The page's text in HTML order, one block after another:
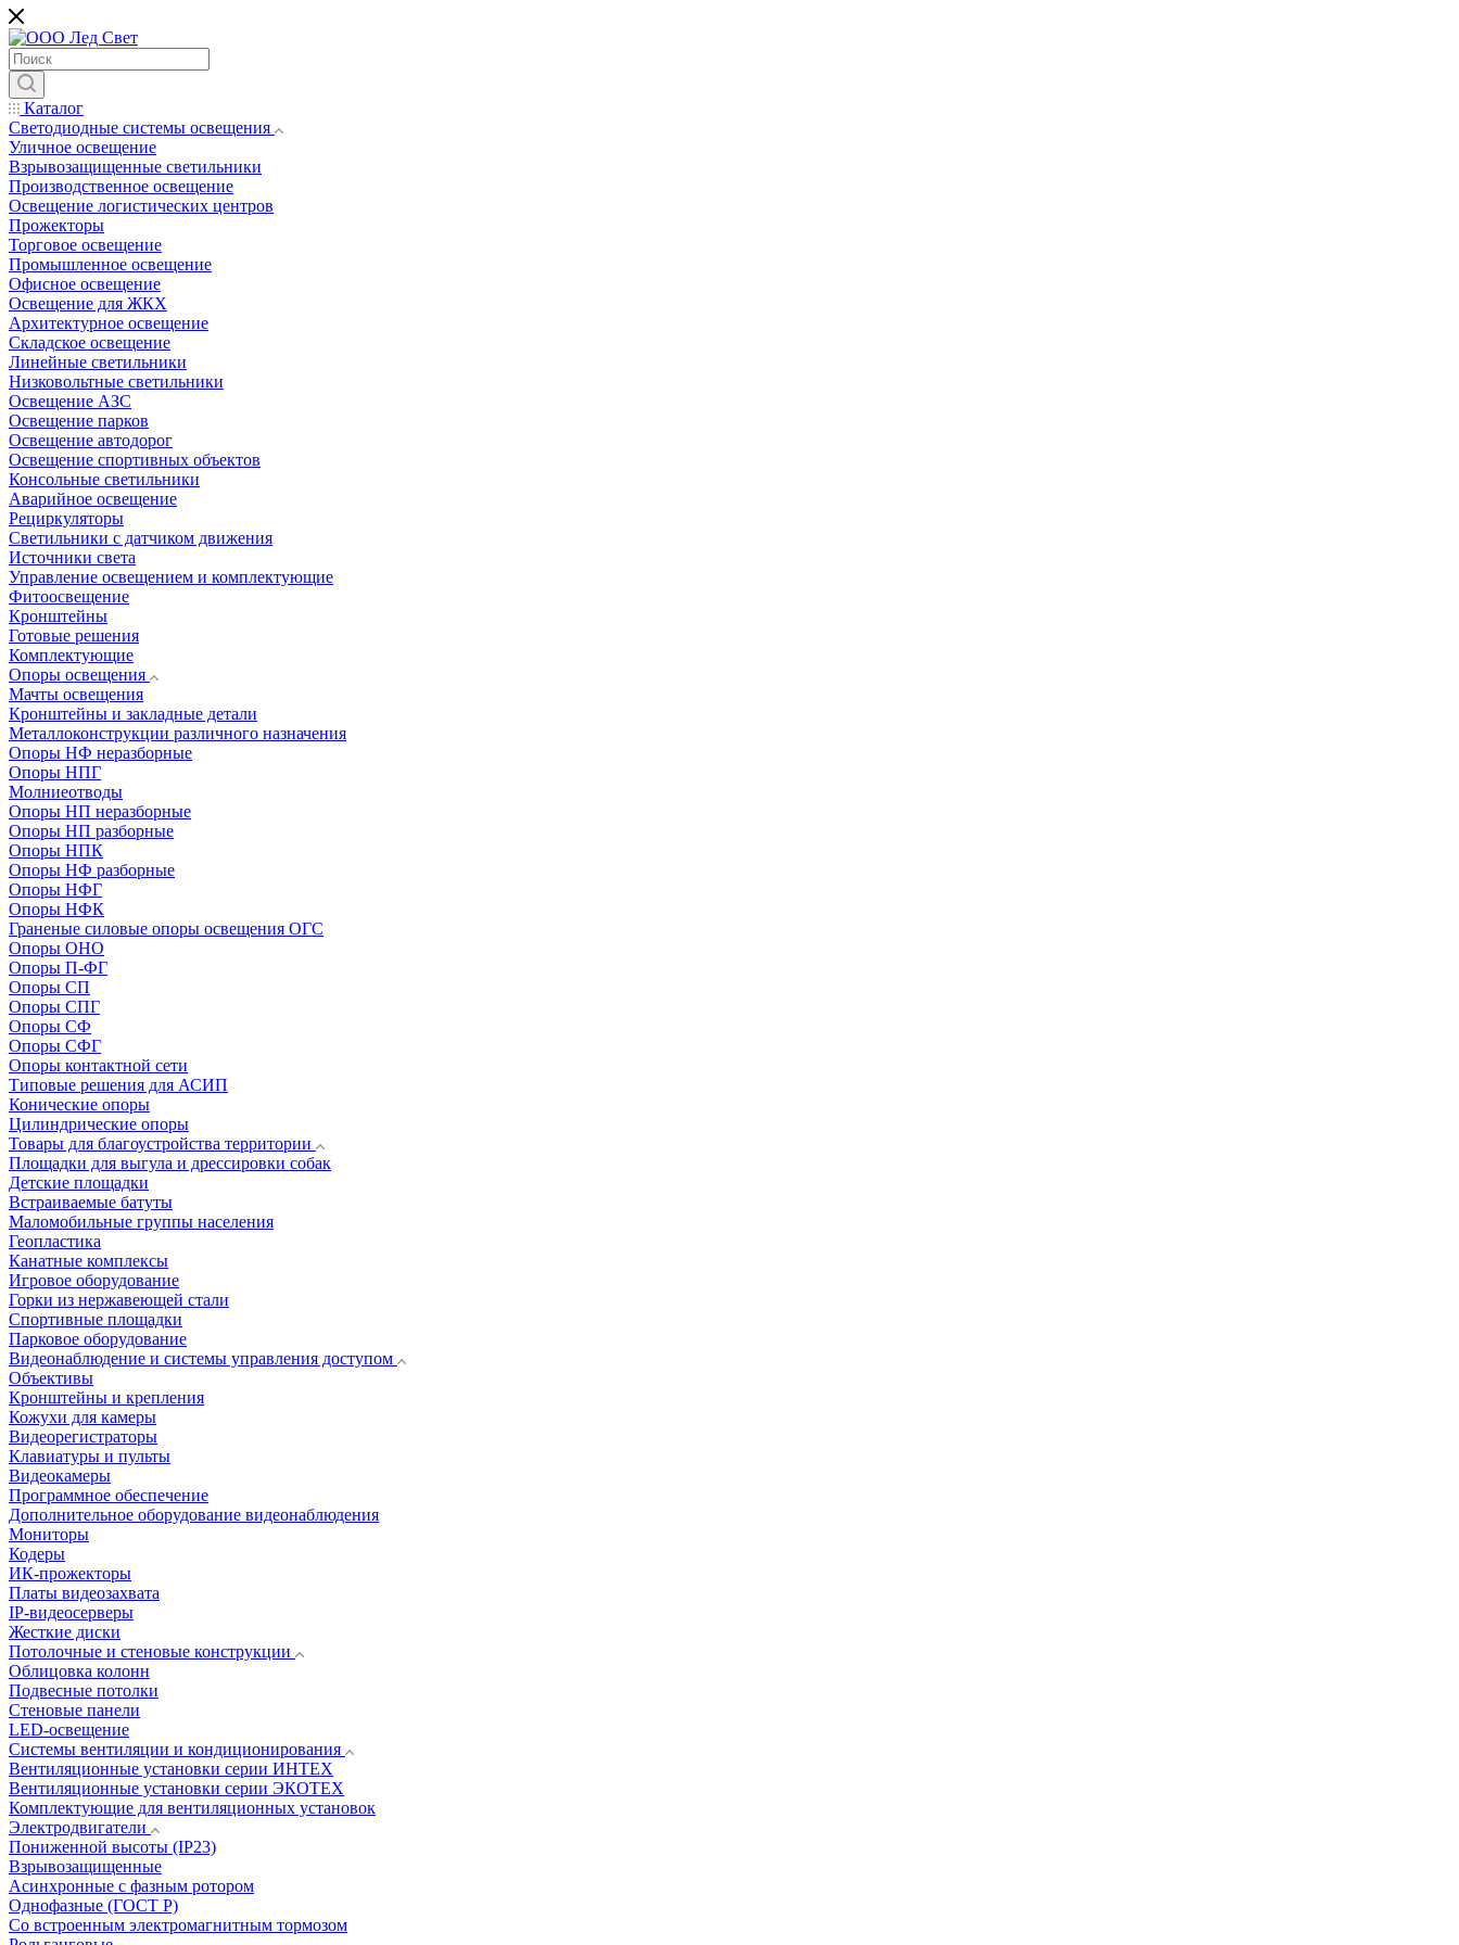
Каталог
Светодиодные системы освещения
Уличное освещение
Взрывозащищенные светильники
Производственное освещение
Освещение логистических центров
Прожекторы
Торговое освещение
Промышленное освещение
Офисное освещение
Освещение для ЖКХ
Архитектурное освещение
Складское освещение
Линейные светильники
Низковольтные светильники
Освещение АЗС
Освещение парков
Освещение автодорог
Освещение спортивных объектов
Консольные светильники
Аварийное освещение
Рециркуляторы
Светильники с датчиком движения
Источники света
Управление освещением и комплектующие
Фитоосвещение
Кронштейны
Готовые решения
Комплектующие
Опоры освещения
Мачты освещения
Кронштейны и закладные детали
Металлоконструкции различного назначения
Опоры НФ неразборные
Опоры НПГ
Молниеотводы
Опоры НП неразборные
Опоры НП разборные
Опоры НПК
Опоры НФ разборные
Опоры НФГ
Опоры НФК
Граненые силовые опоры освещения ОГС
Опоры ОНО
Опоры П-ФГ
Опоры СП
Опоры СПГ
Опоры СФ
Опоры СФГ
Опоры контактной сети
Типовые решения для АСИП
Конические опоры
Цилиндрические опоры
Товары для благоустройства территории
Площадки для выгула и дрессировки собак
Детские площадки
Встраиваемые батуты
Маломобильные группы населения
Геопластика
Канатные комплексы
Игровое оборудование
Горки из нержавеющей стали
Спортивные площадки
Парковое оборудование
Видеонаблюдение и системы управления доступом
Объективы
Кронштейны и крепления
Кожухи для камеры
Видеорегистраторы
Клавиатуры и пульты
Видеокамеры
Программное обеспечение
Дополнительное оборудование видеонаблюдения
Мониторы
Кодеры
ИК-прожекторы
Платы видеозахвата
IP-видеосерверы
Жесткие диски
Потолочные и стеновые конструкции
Облицовка колонн
Подвесные потолки
Стеновые панели
LED-освещение
Системы вентиляции и кондиционирования
Вентиляционные установки серии ИНТЕХ
Вентиляционные установки серии ЭКОТЕХ
Комплектующие для вентиляционных установок
Электродвигатели
Пониженной высоты (IP23)
Взрывозащищенные
Асинхронные с фазным ротором
Однофазные (ГОСТ Р)
Со встроенным электромагнитным тормозом